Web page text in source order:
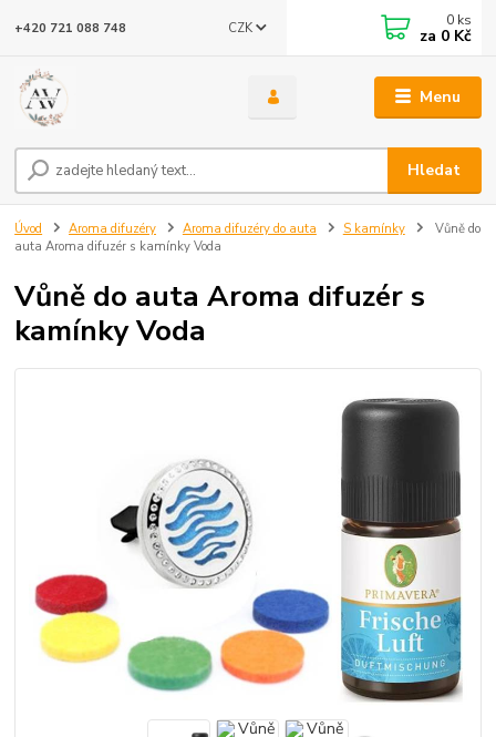
Menu
CZK
Hledat
+420 721 088 748 0 ks
za 0 Kč
Úvod Aroma difuzéry Aroma difuzéry do auta S kamínky
Vůně do
auta Aroma difuzér s kamínky Voda
Vůně do auta Aroma difuzér s
kamínky Voda